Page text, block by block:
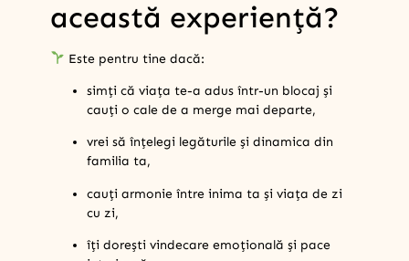
această experiență?
Este pentru tine dacă:
simți că viața te-a adus într-un blocaj și
cauți o cale de a merge mai departe,
vrei să înțelegi legăturile și dinamica din
familia ta,
cauți armonie între inima ta și viața de zi
cu zi,
îți dorești vindecare emoțională și pace